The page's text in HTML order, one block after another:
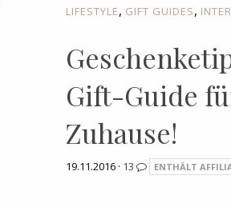
LIFESTYLE, GIFT GUIDES,
Gift-Guide
Zuhause!
19.11.2016 · 13 ENTHÄLT